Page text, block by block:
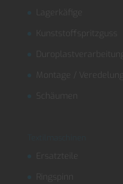
Lagerkäfige
Kunststoffspritzguss
Duroplastverarbeitung
Montage / Veredelung
Schäumen
Ersatzteile
Ringspinn